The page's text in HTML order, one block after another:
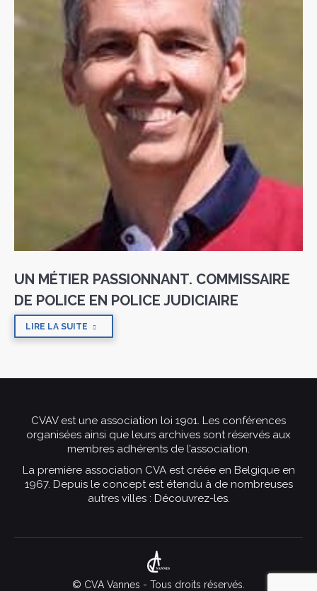
UN MÉTIER PASSIONNANT. COMMISSAIRE
DE POLICE EN POLICE JUDICIAIRE
LIRE LA SUITE
CVAV est une association loi 1901. Les conférences
organisées ainsi que leurs archives sont réservés aux
membres adhérents de l’association.
La première association CVA est créée en Belgique en
1967. Depuis le concept est étendu à de nombreuses
autres villes : Découvrez-les.
© CVA Vannes - Tous droits réservés.